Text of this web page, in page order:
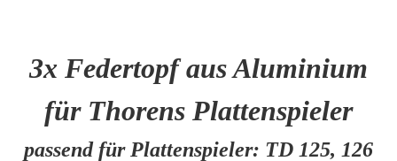
3x Federtopf aus Aluminium
für Thorens Plattenspieler
passend für Plattenspieler: TD 125, 126